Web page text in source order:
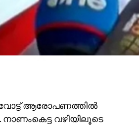
ആരോപണത്തില്‍
വഴിയിലൂടെ